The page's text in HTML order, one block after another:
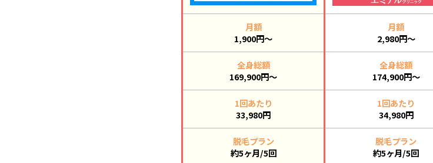
月額
1,900円～
月額
2,980円～
全身総額
169,900円～
全身総額
174,900円～
1回あたり
33,980円
1回あたり
34,980円
脱毛プラン
約5ヶ月/5回
脱毛プラン
約5ヶ月/5回